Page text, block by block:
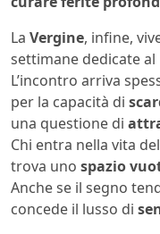
La Vergine, infine,
settimane dedicate al
L’incontro arriva
per la capacità di
una questione di
Chi entra nella vita
trova uno spazio
Anche se il segno
concede il lusso di